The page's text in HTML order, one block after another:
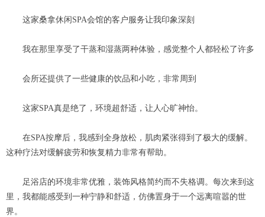
这家桑拿休闲SPA会馆的客户服务让我印象深刻
我在那里享受了干蒸和湿蒸两种体验，感觉整个人都轻松了许多
会所还提供了一些健康的饮品和小吃，非常周到
这家SPA真是绝了，环境超舒适，让人心旷神怡。
在SPA按摩后，我感到全身放松，肌肉紧张得到了极大的缓解。
这种疗法对缓解疲劳和恢复精力非常有帮助。
足浴店的环境非常优雅，装饰风格简约而不失格调。每次来到这
里，我都能感受到一种宁静和舒适，仿佛置身于一个远离喧嚣的世
界。